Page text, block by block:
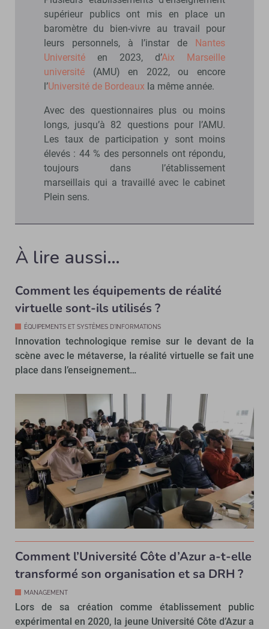
supérieur publics ont mis en place un
baromètre du bien-vivre au travail pour
leurs personnels, à l’instar de Nantes
Université en 2023, d’Aix Marseille
université (AMU) en 2022, ou encore
l’Université de Bordeaux la même année.
Avec des questionnaires plus ou moins
longs, jusqu’à 82 questions pour l’AMU.
Les taux de participation y sont moins
élevés : 44 % des personnels ont répondu,
toujours dans l’établissement
marseillais qui a travaillé avec le cabinet
Plein sens.
À lire aussi…
Comment les équipements de réalité
virtuelle sont-ils utilisés ?
ÉQUIPEMENTS ET SYSTÈMES D'INFORMATIONS
Innovation technologique remise sur le devant de la
scène avec le métaverse, la réalité virtuelle se fait une
place dans l’enseignement…
Comment l’Université Côte d’Azur a-t-elle
transformé son organisation et sa DRH ?
MANAGEMENT
Lors de sa création comme établissement public
expérimental en 2020, la jeune Université Côte d’Azur a